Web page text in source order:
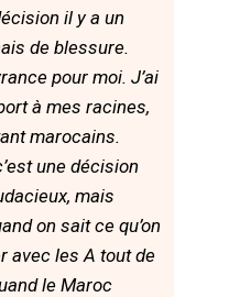
il y a un
de blessure.
pour moi. J’ai
à mes racines,
marocains.
une décision
mais
on sait ce qu’on
avec les A tout de
le Maroc